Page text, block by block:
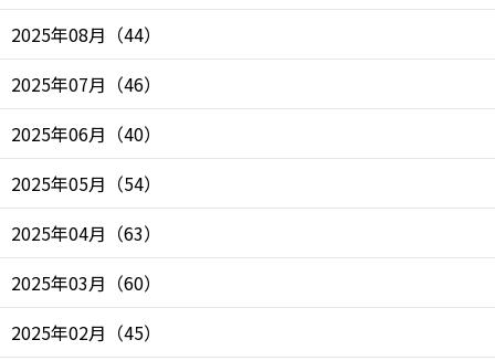
2025年08月 （44）
2025年07月 （46）
2025年06月 （40）
2025年05月 （54）
2025年04月 （63）
2025年03月 （60）
2025年02月 （45）